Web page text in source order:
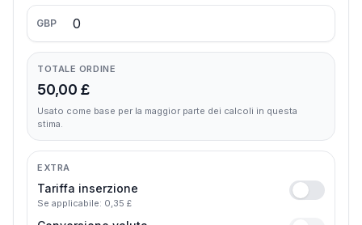
GBP
TOTALE ORDINE
50,00 £
Usato come base per la maggior parte dei calcoli in questa
stima.
EXTRA
Tariffa inserzione
Se applicabile: 0,35 £